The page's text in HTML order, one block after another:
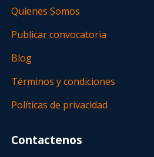
Quienes Somos
Publicar convocatoria
Blog
Términos y condiciones
Políticas de privacidad
Contactenos